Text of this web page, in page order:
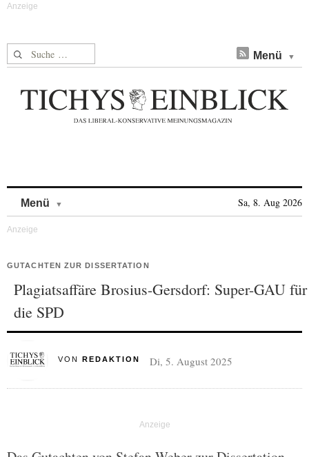
Suche nach: Menü
Menü Sa, 8. Aug 2026
GUTACHTEN ZUR DISSERTATION
Plagiatsaffäre Brosius-Gersdorf: Super-GAU für
die SPD
VON REDAKTION Di, 5. August 2025